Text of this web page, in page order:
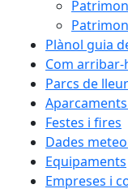
Plànol guia
Com arribar-
Parcs de
Festes i fires
Dades
Equipaments
Empreses i